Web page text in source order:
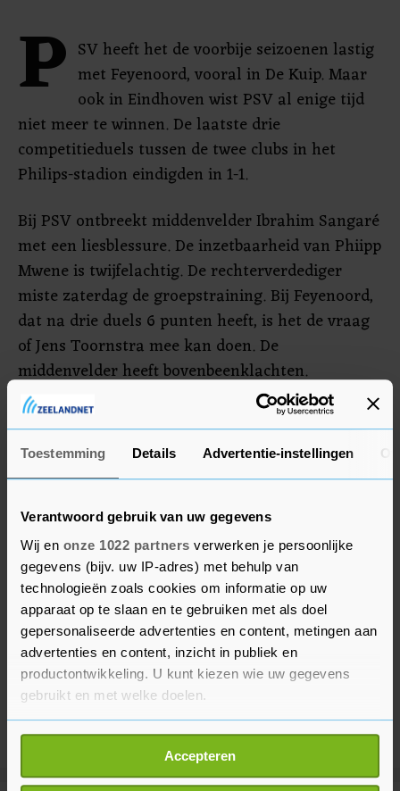
Toestemming Details Advertentie-instellingen
Verantwoord gebruik van uw gegevens
Wij en onze 1022 partners verwerken je persoonlijke
gegevens (bijv. uw IP-adres) met behulp van
technologieën zoals cookies om informatie op uw
apparaat op te slaan en te gebruiken met als doel
gepersonaliseerde advertenties en content, metingen aan
advertenties en content, inzicht in publiek en
productontwikkeling. U kunt kiezen wie uw gegevens
gebruikt en met welke doelen.
Als u het toestaat, willen we ook graag:
Informatie verzamelen over uw geografische
locatie, die tot een paar meter nauwkeurig kan zijn
Accepteren
P SV heeft het de voorbije seizoenen lastig
met Feyenoord, vooral in De Kuip. Maar
ook in Eindhoven wist PSV al enige tijd
niet meer te winnen. De laatste drie
competitieduels tussen de twee clubs in het
Philips-stadion eindigden in 1-1.
Bij PSV ontbreekt middenvelder Ibrahim Sangaré
met een liesblessure. De inzetbaarheid van Phiipp
Mwene is twijfelachtig. De rechterverdediger
miste zaterdag de groepstraining. Bij Feyenoord,
dat na drie duels 6 punten heeft, is het de vraag
of Jens Toornstra mee kan doen. De
middenvelder heeft bovenbeenklachten.
De wedstrijd in Eindhoven begint om 14.30 uur.